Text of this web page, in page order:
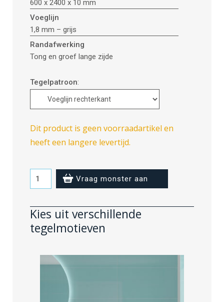
600 x 2400 x 10 mm
Voeglijn
1,8 mm – grijs
Randafwerking
Tong en groef lange zijde
Tegelpatroon:
Dit product is geen voorraadartikel en
heeft een langere levertijd.
Aquamarine
-
rechterkant
aantal
Vraag monster aan
Kies uit verschillende
tegelmotieven